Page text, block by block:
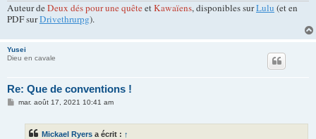
Auteur deDeux dés pour une quêteetKawaïens, disponibles surLulu (et en
PDF surDrivethrurpg).
Yusei
Dieu en cavale
Re: Que de conventions !
Mmar. août 17, 2021 10:41 am
Mickael Ryers a écrit : ↑